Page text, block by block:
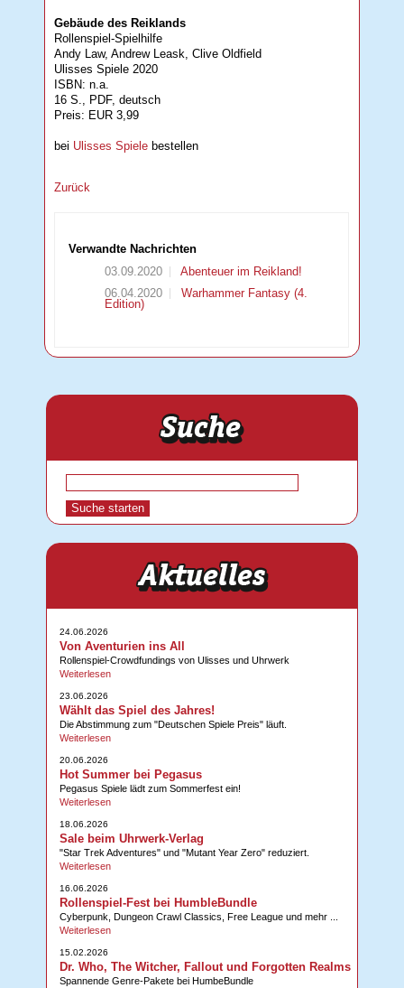
Gebäude des Reiklands
Rollenspiel-Spielhilfe
Andy Law, Andrew Leask, Clive Oldfield
Ulisses Spiele 2020
ISBN: n.a.
16 S., PDF, deutsch
Preis: EUR 3,99
bei Ulisses Spiele bestellen
Zurück
Verwandte Nachrichten
03.09.2020
Abenteuer im Reikland!
06.04.2020
Warhammer Fantasy (4.
Edition)
24.06.2026
Von Aventurien ins All
Rollenspiel-Crowdfundings von Ulisses und Uhrwerk
Weiterlesen
23.06.2026
Wählt das Spiel des Jahres!
Die Abstimmung zum "Deutschen Spiele Preis" läuft.
Weiterlesen
20.06.2026
Hot Summer bei Pegasus
Pegasus Spiele lädt zum Sommerfest ein!
Weiterlesen
18.06.2026
Sale beim Uhrwerk-Verlag
"Star Trek Adventures" und "Mutant Year Zero" reduziert.
Weiterlesen
16.06.2026
Rollenspiel-Fest bei HumbleBundle
Cyberpunk, Dungeon Crawl Classics, Free League und mehr ...
Weiterlesen
15.02.2026
Dr. Who, The Witcher, Fallout und Forgotten Realms
Spannende Genre-Pakete bei HumbeBundle